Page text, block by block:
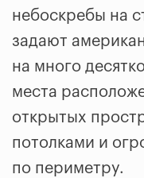
небоскребы на
задают
на много
места
открытых
потолками и
по периметру.